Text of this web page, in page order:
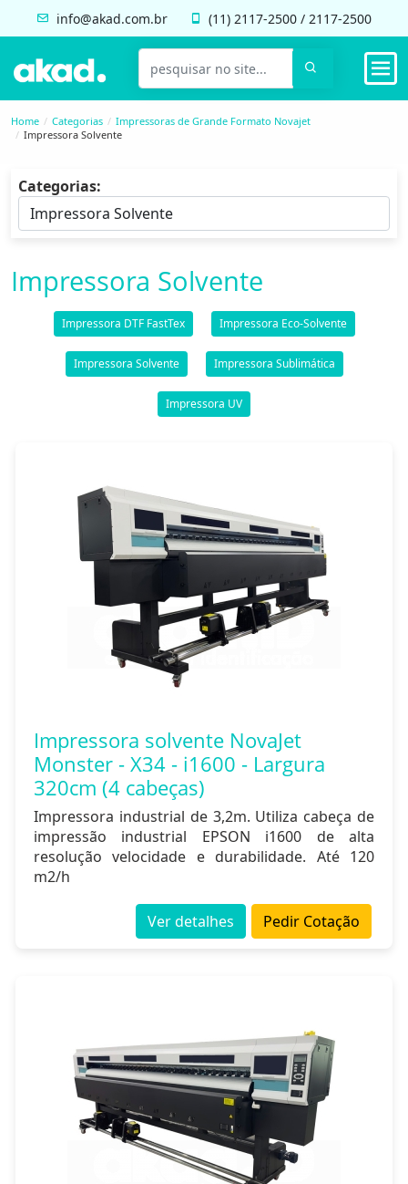
info@akad.com.br (11) 2117-2500 / 2117-2500
Home Categorias
Impressoras de Grande Formato Novajet
Impressora Solvente
Categorias:
Impressora Solvente
Impressora DTF FastTex Impressora Eco-Solvente
Impressora Solvente Impressora Sublimática
Impressora UV
Impressora solvente NovaJet
Monster - X34 - i1600 - Largura
320cm (4 cabeças)
Impressora industrial de 3,2m. Utiliza cabeça de
impressão industrial EPSON i1600 de alta
resolução velocidade e durabilidade. Até 120
m2/h
Pedir Cotação
Ver detalhes